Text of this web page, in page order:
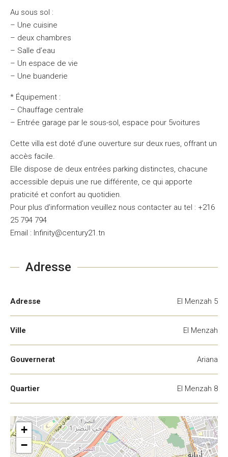
Au sous sol :
– Une cuisine
– deux chambres
– Salle d’eau
– Un espace de vie
– Une buanderie
* Équipement :
– Chauffage centrale
– Entrée garage par le sous-sol, espace pour 5voitures
Cette villa est doté d’une ouverture sur deux rues, offrant un
accès facile.
Elle dispose de deux entrées parking distinctes, chacune
accessible depuis une rue différente, ce qui apporte
praticité et confort au quotidien.
Pour plus d’information veuillez nous contacter au tel : +216
25 794 794
Email : Infinity@century21.tn
Adresse
Adresse El Menzah 5
Ville El Menzah
Gouvernerat Ariana
Quartier El Menzah 8
+
−